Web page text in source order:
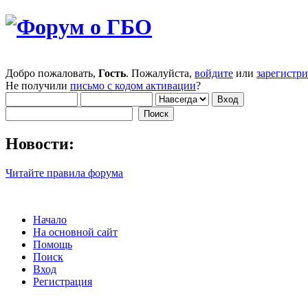
Добро пожаловать, Гость. Пожалуйста, войдите или
Не получили письмо с кодом активации?
Новости:
Читайте правила форума
Начало
На основной сайт
Помощь
Поиск
Вход
Регистрация